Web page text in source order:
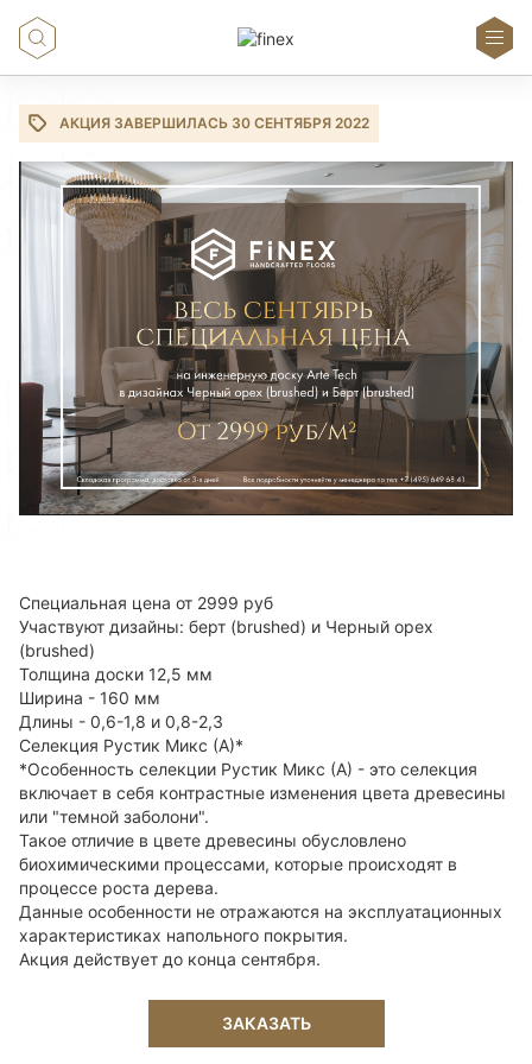
АКЦИЯ ЗАВЕРШИЛАСЬ 30 СЕНТЯБРЯ 2022
Cпециальная цена от 2999 руб
Участвуют дизайны: берт (brushed) и Черный орех
(brushed)
Толщина доски 12,5 мм
Ширина - 160 мм
Длины - 0,6-1,8 и 0,8-2,3
Селекция Рустик Микс (А)*
*Особенность селекции Рустик Микс (А) - это селекция
включает в себя контрастные изменения цвета древесины
или "темной заболони".
Такое отличие в цвете древесины обусловлено
биохимическими процессами, которые происходят в
процессе роста дерева.
Данные особенности не отражаются на эксплуатационных
характеристиках напольного покрытия.
Акция действует до конца сентября.
ЗАКАЗАТЬ